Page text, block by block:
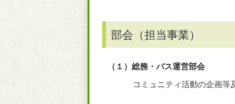
部会（担当事業）
（１）総務・バス運営部会
コミュニティ活動の企画等